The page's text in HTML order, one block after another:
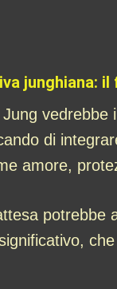
junghiana:
vedrebbe
di
amore,